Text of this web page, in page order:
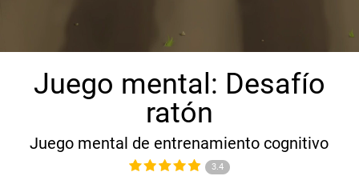
Juego mental: Desafío
ratón
Juego mental de entrenamiento cognitivo
3.4